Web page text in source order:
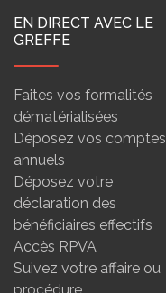
EN DIRECT AVEC LE
GREFFE
Faites vos formalités
dématérialisées
Déposez vos comptes
annuels
Déposez votre
déclaration des
bénéficiaires effectifs
Accès RPVA
Suivez votre affaire ou